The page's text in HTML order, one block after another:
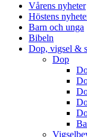
Vårens nyheter
Höstens
Barn och unga
Bibeln
Dop, vigsel &
Dop